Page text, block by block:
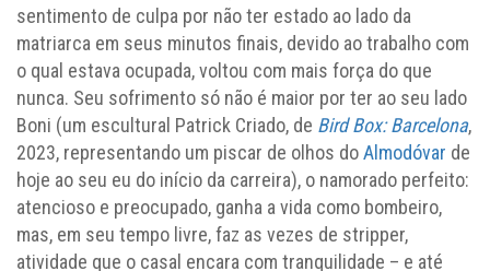
sentimento de culpa por não ter estado ao lado da
matriarca em seus minutos finais, devido ao trabalho com
o qual estava ocupada, voltou com mais força do que
nunca. Seu sofrimento só não é maior por ter ao seu lado
Boni (um escultural Patrick Criado, de Bird Box: Barcelona,
2023, representando um piscar de olhos doAlmodóvar de
hoje ao seu eu do início da carreira), o namorado perfeito:
atencioso e preocupado, ganha a vida como bombeiro,
mas, em seu tempo livre, faz as vezes de stripper,
atividade que o casal encara com tranquilidade – e até